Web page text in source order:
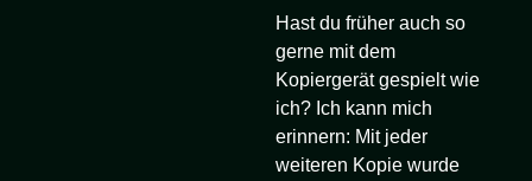
Hast du früher auch so
gerne mit dem
Kopiergerät gespielt wie
ich? Ich kann mich
erinnern: Mit jeder
weiteren Kopie wurde